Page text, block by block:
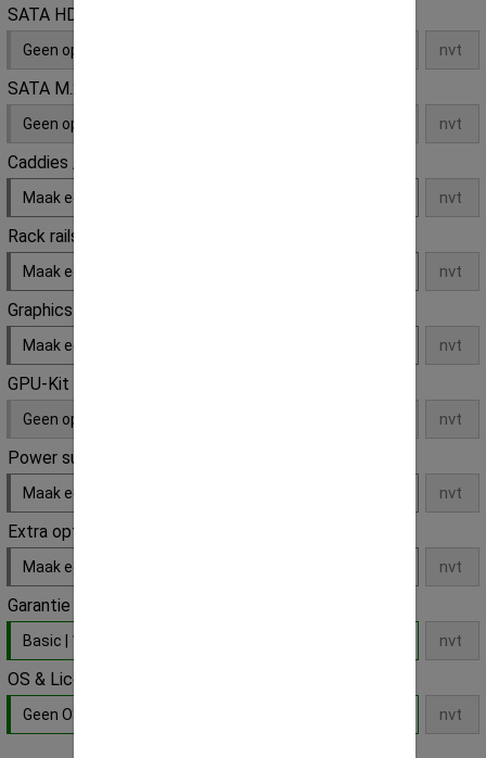
SATA HDD
Geen opties
SATA M.2 SSD
Geen opties
Caddies / Trays
Maak een keuze
Rack rails
Maak een keuze
Graphics card
Maak een keuze
GPU-Kit
Geen opties
Power supply unit
Maak een keuze
Extra optie
Maak een keuze
Garantie
Basic | 12 Maanden Parts Replacement
OS & Licenties
Geen OS / Software licentie installatie